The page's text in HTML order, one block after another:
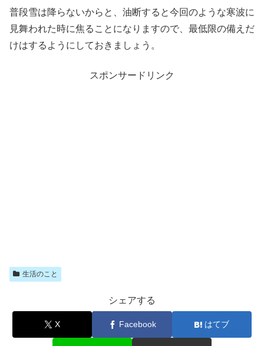
普段雪は降らないからと、油断すると今回のような寒波に
見舞われた時に焦ることになりますので、最低限の備えだ
けはするようにしておきましょう。
スポンサードリンク
生活のこと
シェアする
X Facebook はてブ